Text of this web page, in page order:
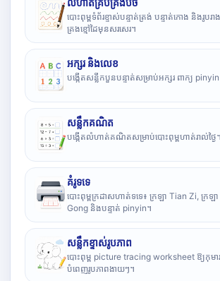
លំហាត់គ្រប់គ្រងប៊ិច
បោះពុម្ពទំព័រខ្ទាស់បន្ទាត់ត្រង់ បន្ទាត់កោង និងរូបរ
គ្រងខ្មៅដៃមុនសរសេរ។
អក្សរ និងលេខ
បង្កើតសន្លឹកបួនបន្ទាត់សម្រាប់អក្សរ ពាក្យ
សន្លឹកគណិត
បង្កើតលំហាត់គណិតសម្រាប់បោះពុម្ពហាត់រាល់ថ្ងៃ។
គំរូទទេ
បោះពុម្ពក្រដាសហាត់ទទេ៖ ក្រឡា Tian Zi, ក្រឡ
Gong និងបន្ទាត់ pinyin។
សន្លឹកខ្ទាស់រូបភាព
បោះពុម្ព picture tracing worksheet ឱ្យកុមា
បំពេញរូបភាពងាយៗ។